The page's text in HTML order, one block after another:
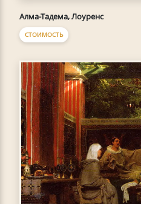
Алма-Тадема, Лоуренс
СТОИМОСТЬ